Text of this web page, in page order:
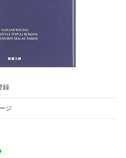
録
ジ